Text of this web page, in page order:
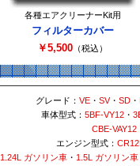
各種エアクリーナーKit用
フィルターカバー
￥5,500 （税込）
グレード： VE ・ SV・ SD ・
車体型式： 5BF-VY12・
CBE-VAY12
エンジン型式：
1.24L ガソリン車 ・ 1.5L ガソリン車